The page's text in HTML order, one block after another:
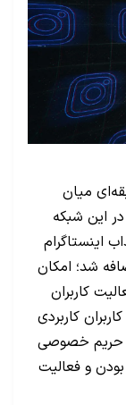
میان
۲ میلیارد نفر در این شبکه
اینستاگرام
شد؛ امکان
کاربران
کاربرد‌ی
حریم خصوصی
و فعالیت